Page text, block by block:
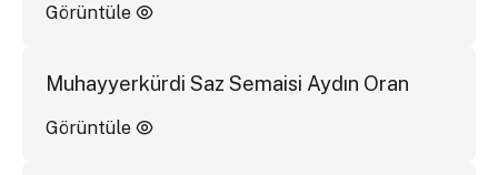
Görüntüle
Muhayyerkürdi Saz Semaisi Aydın Oran
Görüntüle